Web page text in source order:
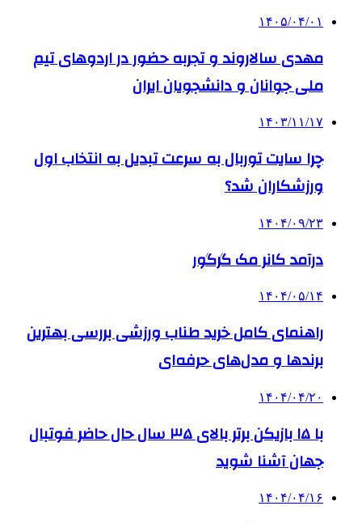
۱۴۰۵/۰۴/۰۱
مهدی سالاروند و تجربه حضور در اردوهای تیم
ملی جوانان و دانشجویان ایران
۱۴۰۳/۱۱/۱۷
چرا سایت توربال به ‌سرعت تبدیل به انتخاب اول
ورزشکاران شد؟
۱۴۰۴/۰۹/۲۳
درآمد کانر مک گرگور
۱۴۰۴/۰۵/۱۴
راهنمای کامل خرید طناب ورزشی بررسی بهترین
برندها و مدل‌های حرفه‌ای
۱۴۰۴/۰۴/۲۰
با ۱۵ بازیکن برتر بالای ۳۵ سال حال حاضر فوتبال
جهان آشنا شوید
۱۴۰۴/۰۴/۱۶